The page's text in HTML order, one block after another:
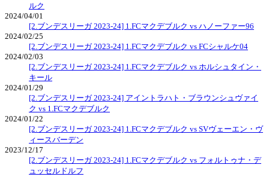
ルク
2024/04/01
[2.ブンデスリーガ 2023-24] 1.FCマクデブルク vs ハノーファー96
2024/02/25
[2.ブンデスリーガ 2023-24] 1.FCマクデブルク vs FCシャルケ04
2024/02/03
[2.ブンデスリーガ 2023-24] 1.FCマクデブルク vs ホルシュタイン・
キール
2024/01/29
[2.ブンデスリーガ 2023-24] アイントラハト・ブラウンシュヴァイ
ク vs 1.FCマクデブルク
2024/01/22
[2.ブンデスリーガ 2023-24] 1.FCマクデブルク vs SVヴェーエン・ヴ
ィースバーデン
2023/12/17
[2.ブンデスリーガ 2023-24] 1.FCマクデブルク vs フォルトゥナ・デ
ュッセルドルフ